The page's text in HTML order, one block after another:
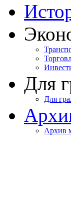
Для
Для
Архив